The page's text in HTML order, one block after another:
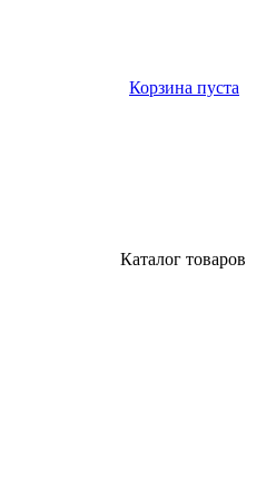
Корзина пуста
Каталог товаров